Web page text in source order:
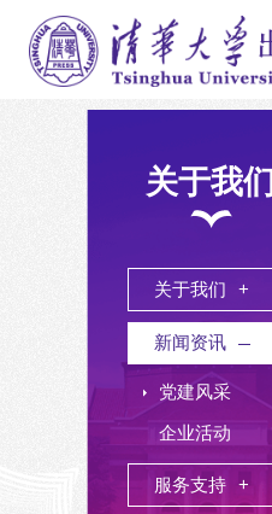
关于我们
关于我们
新闻资讯
党建风采
企业活动
服务支持